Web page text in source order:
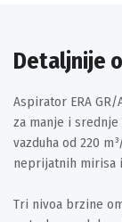
Detaljnije
Aspirator ERA
za manje i
vazduha od 220
neprijatnih mirisa
Tri nivoa brzine